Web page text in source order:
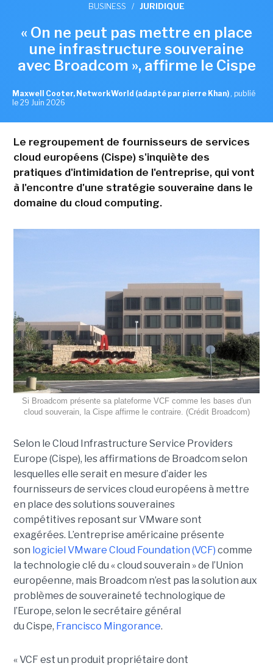
BUSINESS / JURIDIQUE
« On ne peut pas mettre en place
une infrastructure souveraine
avec Broadcom », affirme le Cispe
Maxwell Cooter, NetworkWorld (adapté par pierre Khan) , publié
le 29 Juin 2026
Le regroupement de fournisseurs de services
cloud européens (Cispe) s'inquiète des
pratiques d'intimidation de l'entreprise, qui vont
à l'encontre d'une stratégie souveraine dans le
domaine du cloud computing.
Si Broadcom présente sa plateforme VCF comme les bases d'un
cloud souverain, la Cispe affirme le contraire. (Crédit Broadcom)
Selon le Cloud Infrastructure Service Providers
Europe (Cispe), les affirmations de Broadcom selon
lesquelles elle serait en mesure d’aider les
fournisseurs de services cloud européens à mettre
en place des solutions souveraines
compétitives reposant sur VMware sont
exagérées. L’entreprise américaine présente
son logiciel VMware Cloud Foundation (VCF) comme
la technologie clé du « cloud souverain » de l’Union
européenne, mais Broadcom n’est pas la solution aux
problèmes de souveraineté technologique de
l’Europe, selon le secrétaire général
du Cispe, Francisco Mingorance.
« VCF est un produit propriétaire dont